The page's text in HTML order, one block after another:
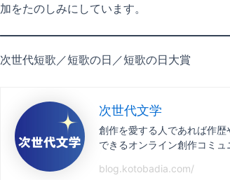
加をたのしみにしています。
次世代短歌／短歌の日／短歌の日大賞
次世代文学
創作を愛する人であれば作
できるオンライン創作コミュ
blog.kotobadia.com/